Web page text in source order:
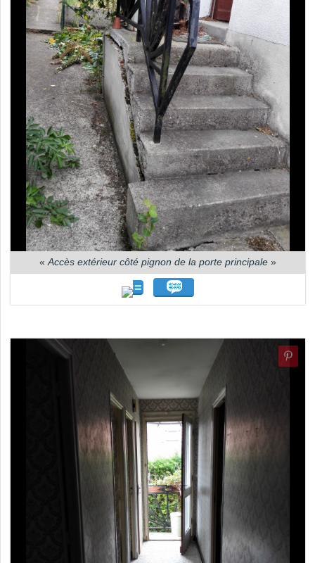
«Accès extérieur côté pignon de la porte principale »